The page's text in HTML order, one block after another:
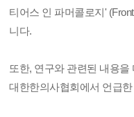
티어스 인 파머콜로지'
니다.
또한, 연구와 관련된 내용
대한한의사협회에서 언급